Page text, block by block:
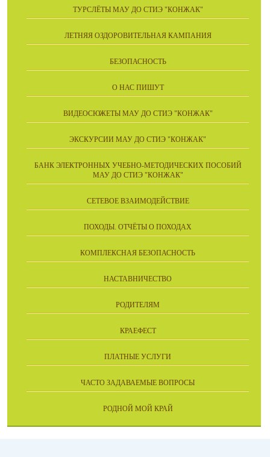
ТУРСЛЁТЫ МАУ ДО СТИЭ "КОНЖАК"
ЛЕТНЯЯ ОЗДОРОВИТЕЛЬНАЯ КАМПАНИЯ
БЕЗОПАСНОСТЬ
О НАС ПИШУТ
ВИДЕОСЮЖЕТЫ МАУ ДО СТИЭ "КОНЖАК"
ЭКСКУРСИИ МАУ ДО СТИЭ "КОНЖАК"
БАНК ЭЛЕКТРОННЫХ УЧЕБНО-МЕТОДИЧЕСКИХ ПОСОБИЙ
МАУ ДО СТИЭ "КОНЖАК"
СЕТЕВОЕ ВЗАИМОДЕЙСТВИЕ
ПОХОДЫ. ОТЧЁТЫ О ПОХОДАХ
КОМПЛЕКСНАЯ БЕЗОПАСНОСТЬ
НАСТАВНИЧЕСТВО
РОДИТЕЛЯМ
КРАЕФЕСТ
ПЛАТНЫЕ УСЛУГИ
ЧАСТО ЗАДАВАЕМЫЕ ВОПРОСЫ
РОДНОЙ МОЙ КРАЙ